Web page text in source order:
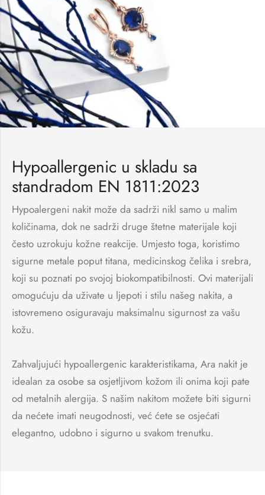
Hypoallergenic u skladu sa
standradom EN 1811:2023
Hypoalergeni nakit može da sadrži nikl samo u malim
količinama, dok ne sadrži druge štetne materijale koji
često uzrokuju kožne reakcije. Umjesto toga, koristimo
sigurne metale poput titana, medicinskog čelika i srebra,
koji su poznati po svojoj biokompatibilnosti. Ovi materijali
omogućuju da uživate u ljepoti i stilu našeg nakita, a
istovremeno osiguravaju maksimalnu sigurnost za vašu
kožu.
Zahvaljujući hypoallergenic karakteristikama, Ara nakit je
idealan za osobe sa osjetljivom kožom ili onima koji pate
od metalnih alergija. S našim nakitom možete biti sigurni
da nećete imati neugodnosti, već ćete se osjećati
elegantno, udobno i sigurno u svakom trenutku.